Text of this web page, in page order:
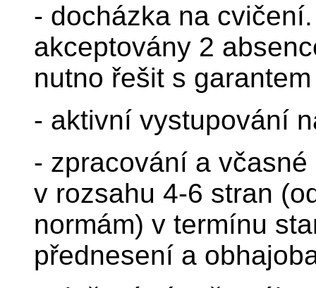
- docházka na
akceptovány 2
nutno řešit s
- aktivní vystupování
- zpracování a
v rozsahu 4-6 stran
normám) v termínu
přednesení a